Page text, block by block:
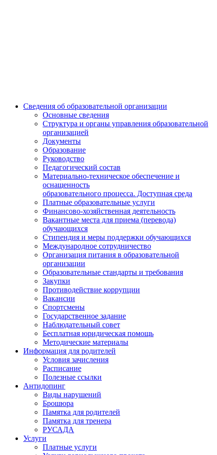
Сведения об образовательной организации
Основные сведения
Структура и органы управления образовательной
организацией
Документы
Образование
Руководство
Педагогический состав
Материально-техническое обеспечение и
оснащенность
образовательного процесса. Доступная среда
Платные образовательные услуги
Финансово-хозяйственная деятельность
Вакантные места для приема (перевода)
обучающихся
Стипендия и меры поддержки обучающихся
Международное сотрудничество
Организация питания в образовательной
организации
Образовательные стандарты и требования
Закупки
Противодействие коррупции
Вакансии
Спортсмены
Государственное задание
Наблюдательный совет
Бесплатная юридическая помощь
Методические материалы
Информация для родителей
Условия зачисления
Расписание
Полезные ссылки
Антидопинг
Виды нарушений
Брошюра
Памятка для родителей
Памятка для тренера
РУСАДА
Услуги
Платные услуги